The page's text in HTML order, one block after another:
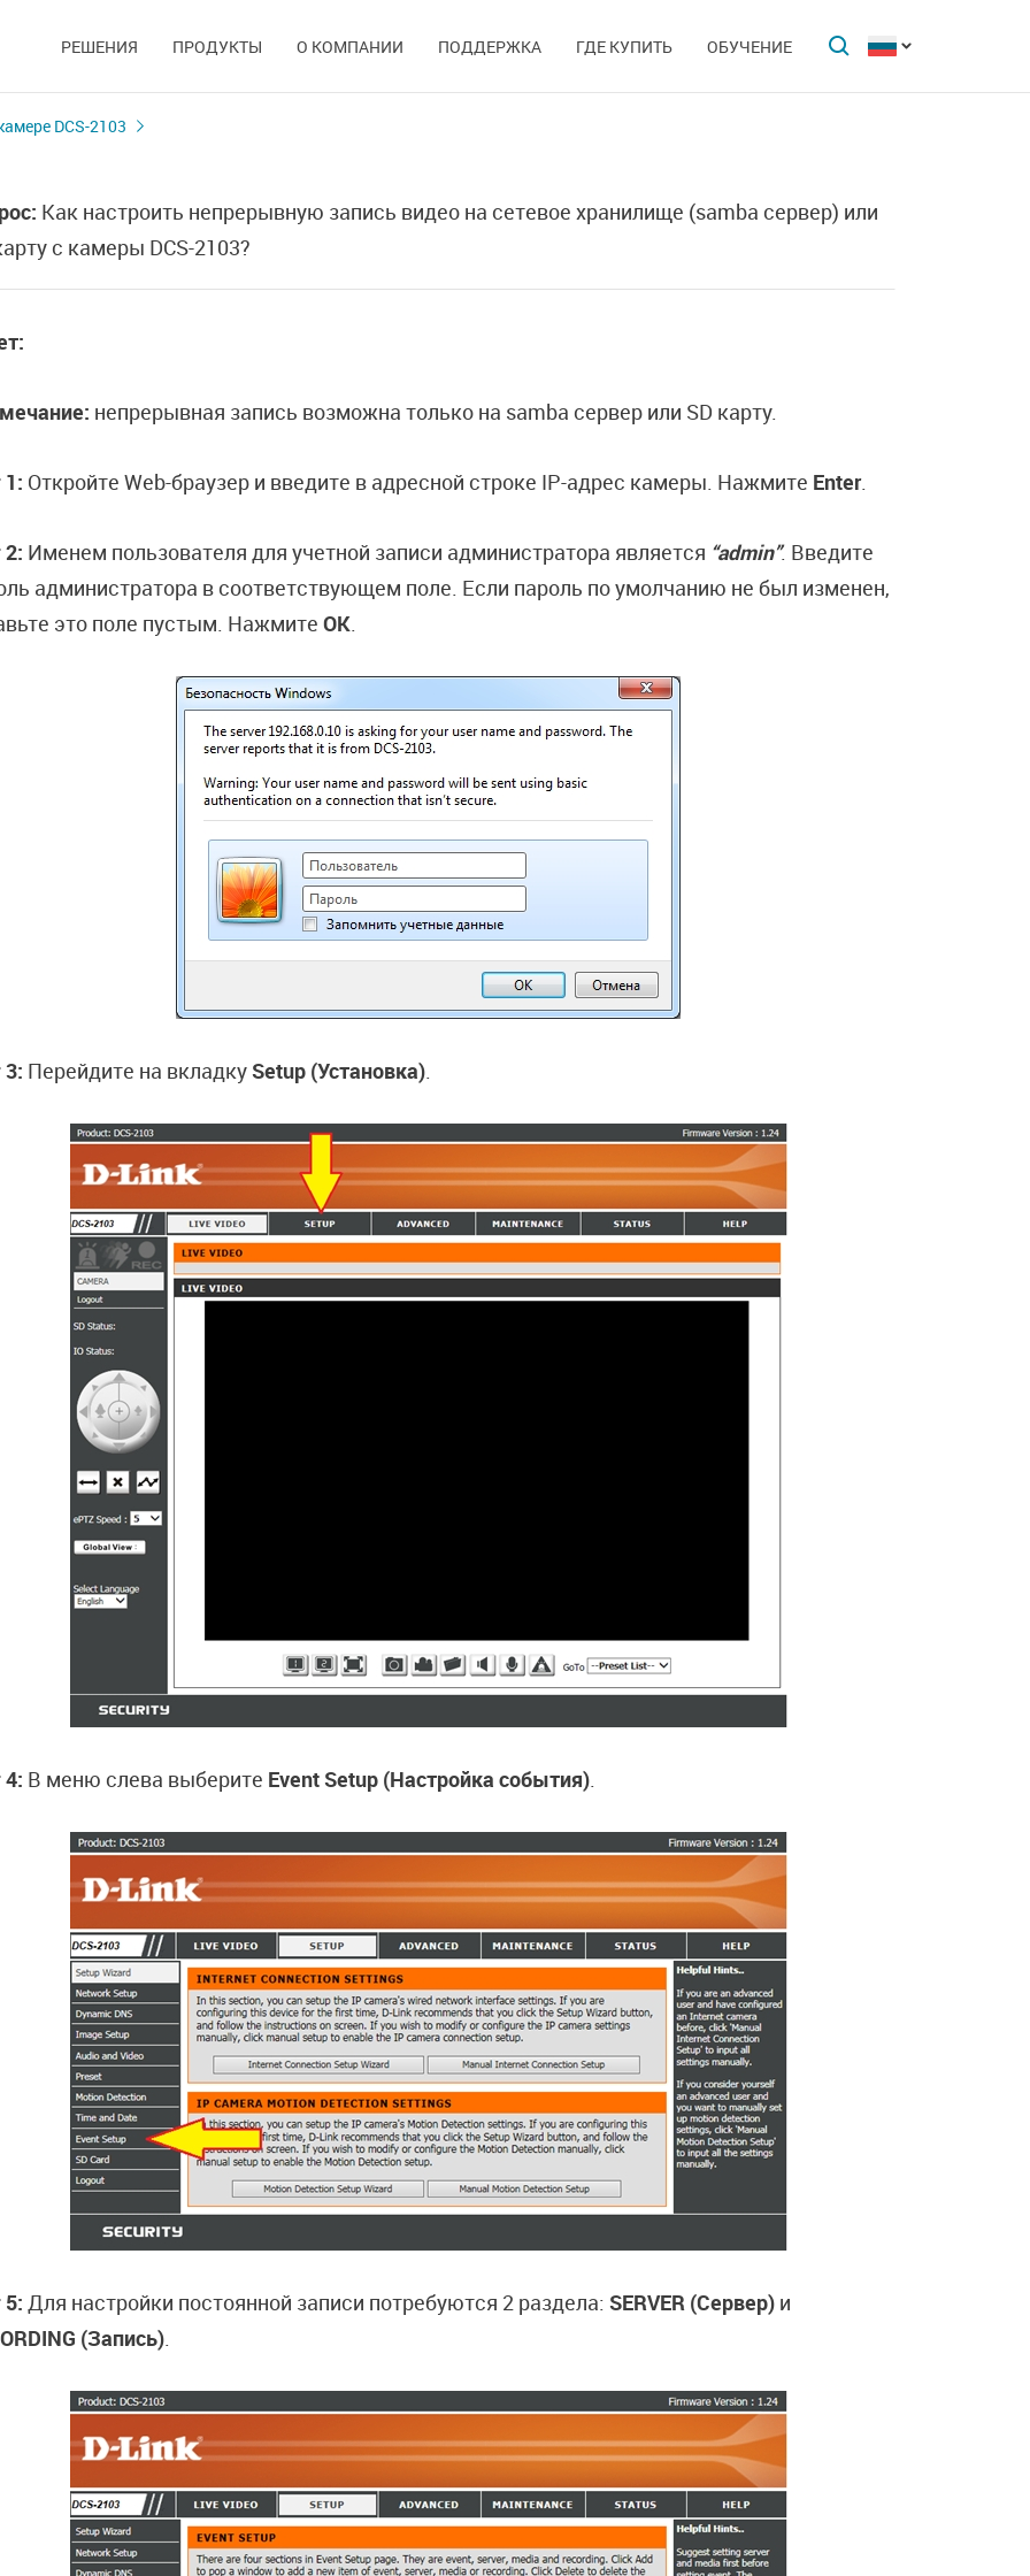
РЕШЕНИЯ ПРОДУКТЫ О КОМПАНИИ ПОДДЕРЖКА ГДЕ КУПИТЬ ОБУЧЕНИЕ
DCS-2103
Как настроить непрерывную запись видео на сетевое хранилище (samba сервер) или
с камеры DCS-2103?
непрерывная запись возможна только на samba сервер или SD карту.
Откройте Web-браузер и введите в адресной строке IP-адрес камеры. Нажмите Enter.
Именем пользователя для учетной записи администратора является “admin”. Введите
администратора в соответствующем поле. Если пароль по умолчанию не был изменен,
это поле пустым. Нажмите OK.
Перейдите на вкладкуSetup (Установка).
В меню слева выберите Event Setup (Настройка события).
Для настройки постоянной записи потребуются 2 раздела: SERVER (Сервер) и
(Запись).